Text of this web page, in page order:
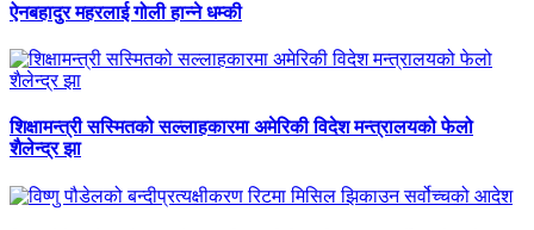
ऐनबहादुर महरलाई गोली हान्ने धम्की
शिक्षामन्त्री सस्मितको सल्लाहकारमा अमेरिकी विदेश मन्त्रालयको फेलो
शैलेन्द्र झा